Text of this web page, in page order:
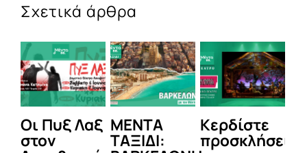
Σχετικά άρθρα
Πυξ Λαξ ΜΕΝΤΑ
ΤΑΞΙΔΙ:
Κερδίστε
προσκλήσειςLIVE: